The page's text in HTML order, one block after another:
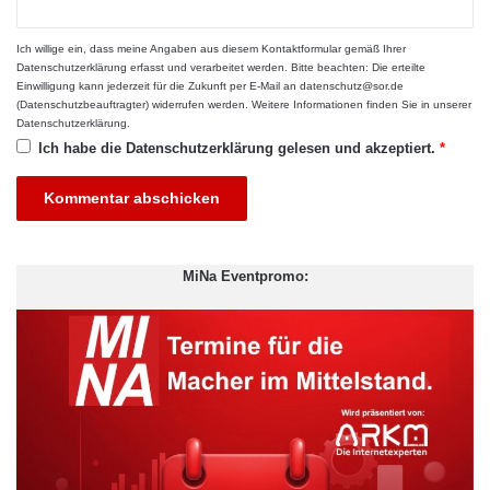
Bei der elektronischen Rechnungsstellung geht es nicht nur um
die Einhaltung von Vorschriften; sie ist vielmehr ein Sprungbrett
für geschäftlichen Nutzen und Innovation. Automatisierte E-
Invoicing-Verfahren gewährleisten die Einhaltung der
Steuervorschriften, reduzieren die Fehlerquote bei der
manuellen Rechnungsstellung, verringern das Risiko von
Strafen und Streitigkeiten und ermöglichen eine effiziente
Bewältigung des steigenden Rechnungsvolumens. Durch die
Ich willige ein, dass meine Angaben aus diesem Kontaktformular gemäß Ihrer
Datenschutzerklärung erfasst und verarbeitet werden. Bitte beachten: Die erteilte
Einwilligung kann jederzeit für die Zukunft per E-Mail an datenschutz@sor.de
(Datenschutzbeauftragter) widerrufen werden. Weitere Informationen finden Sie in unserer
Datenschutzerklärung
Ich habe die Datenschutzerklärung gelesen und akzeptiert. *
MiNa Eventpromo: